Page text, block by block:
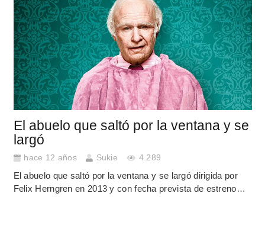
El abuelo que saltó por la ventana y se
largó
hace 12 años Sukie 4.289
El abuelo que saltó por la ventana y se largó dirigida por
Felix Herngren en 2013 y con fecha prevista de estreno…